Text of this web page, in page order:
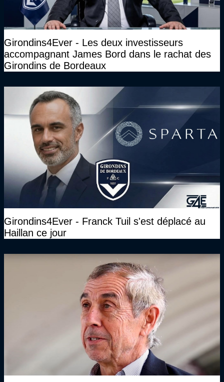
Girondins4Ever - Les deux investisseurs
accompagnant James Bord dans le rachat des
Girondins de Bordeaux
Girondins4Ever - Franck Tuil s'est déplacé au
Haillan ce jour